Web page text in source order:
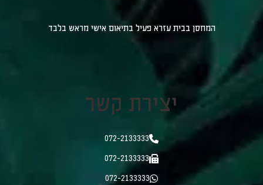
המחסן בבית עזרא פעיל בתיאום אישי מראש בלבד
יצירת קשר
072-2133333
072-2133333
072-2133333